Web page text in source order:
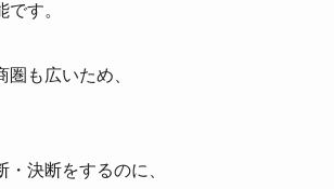
す。
も広いため、
決断をするのに、